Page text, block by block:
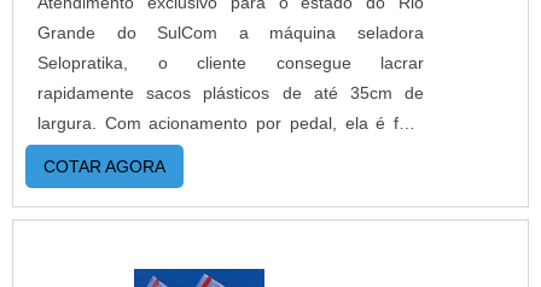
em pequenas quantidades. Para saber mais
informações, basta solicitar um orçamento..
Grande do SulCom a máquina seladora
Selopratika, o cliente consegue lacrar
rapidamente sacos plásticos de até 35cm de
largura. Com acionamento por pedal, ela é fácil
de usar e solda com precisão, tornando assim os
produtos mais higiênicos e invioláveis. É de fácil
manuseio e não requer treinamentos para
PRODUTOO dispositivo de selar plásticos da
COTAR AGORA